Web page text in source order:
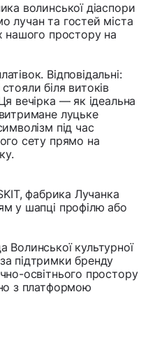
волинської діаспори
лучан та гостей міста
нашого простору на
Відповідальні:
біля витоків
вечірка — як ідеальна
луцьке
під час
сету прямо на
фабрика Лучанка
у шапці профілю або
Волинської культурної
підтримки бренду
освітнього простору
з платформою